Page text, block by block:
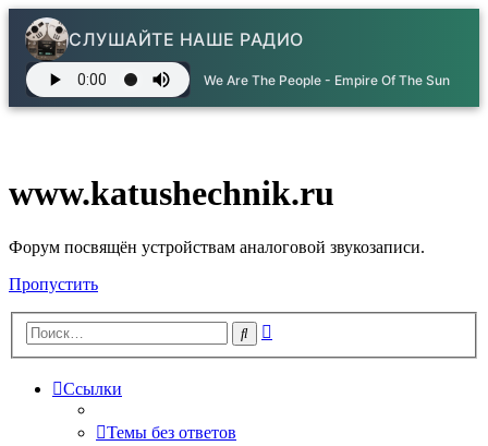
СЛУШАЙТЕ НАШЕ РАДИО
We Are The People - Empire Of The Sun
www.katushechnik.ru
Форум посвящён устройствам аналоговой звукозаписи.
Пропустить
Поиск
Ссылки
Темы без ответов